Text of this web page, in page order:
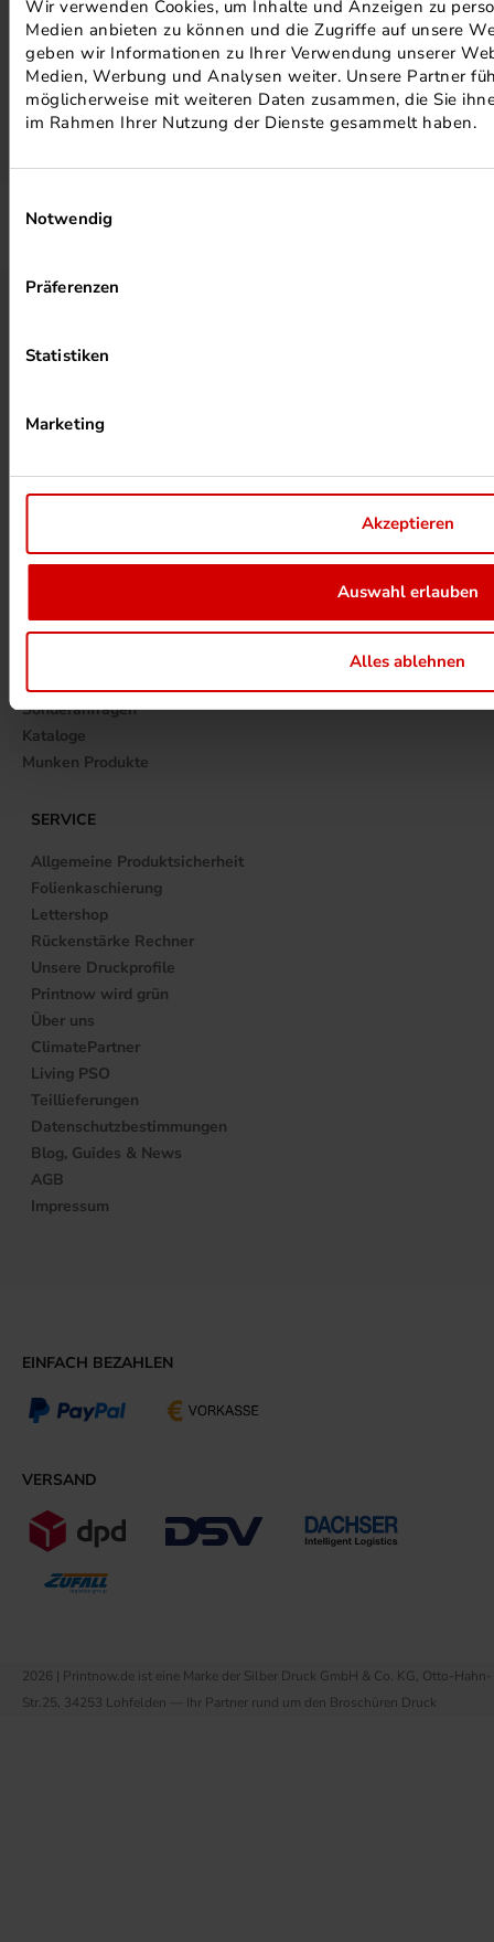
Wir verwenden Cookies, um Inhalte und Anzeigen zu
Medien anbieten zu können und die Zugriffe auf unsere
geben wir Informationen zu Ihrer Verwendung unserer
Medien, Werbung und Analysen weiter. Unsere Partner
möglicherweise mit weiteren Daten zusammen, die Sie
im Rahmen Ihrer Nutzung der Dienste gesammelt haben.
Notwendig
Präferenzen
Statistiken
Marketing
Akzeptieren
Auswahl erlauben
Alles ablehnen
MEHR ZUM ZERTIFIKAT
Silber Druck GmbH & Co. KG
info@printnow.de
TOPPRODUKTE
Broschüren
Sonderanfragen
Kataloge
Munken Produkte
SERVICE
Allgemeine Produktsicherheit
Folienkaschierung
Lettershop
Rückenstärke Rechner
Unsere Druckprofile
Printnow wird grün
Über uns
ClimatePartner
Living PSO
Teillieferungen
Datenschutzbestimmungen
Blog, Guides & News
AGB
Impressum
EINFACH BEZAHLEN
VERSAND
2026 | Printnow.de ist eine Marke der Silber Druck GmbH & Co. KG, Otto-Hahn-
Str.25, 34253 Lohfelden — Ihr Partner rund um den Broschüren Druck